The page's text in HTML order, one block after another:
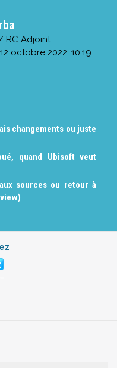
RC Adjoint
octobre 2022, 10:19
changements ou juste
quand Ubisoft veut
sources ou retour à